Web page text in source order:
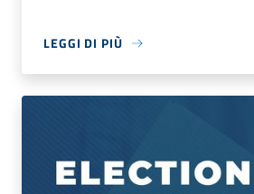
LEGGI DI PIÙ